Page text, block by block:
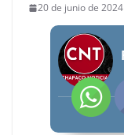
20 de junio de 2024